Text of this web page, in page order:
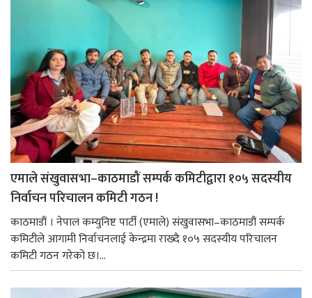
एमाले संखुवासभा–काठमाडौं सम्पर्क कमिटीद्वारा १०५ सदस्यीय
निर्वाचन परिचालन कमिटी गठन !
काठमाडौं । नेपाल कम्युनिष्ट पार्टी (एमाले) संखुवासभा–काठमाडौं सम्पर्क
कमिटीले आगामी निर्वाचनलाई केन्द्रमा राख्दै १०५ सदस्यीय परिचालन
कमिटी गठन गरेको छ।...